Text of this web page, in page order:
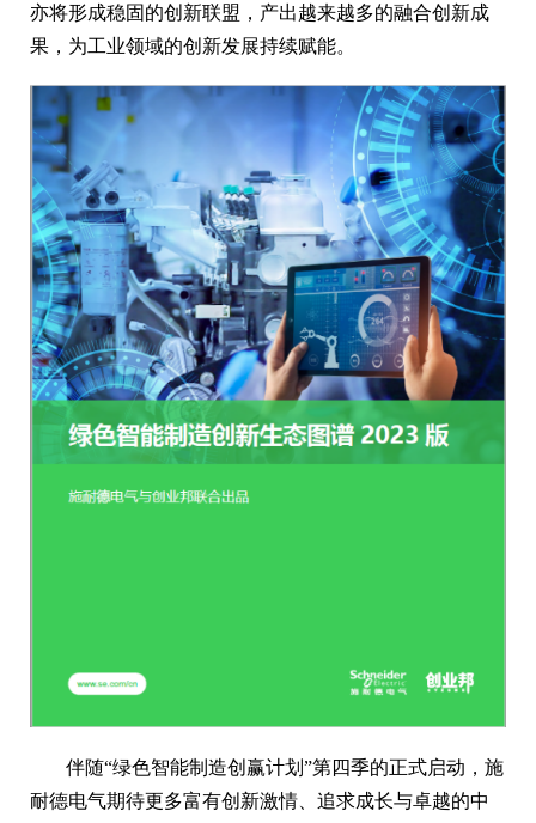
亦将形成稳固的创新联盟，产出越来越多的融合创新成
果，为工业领域的创新发展持续赋能。
伴随“绿色智能制造创赢计划”第四季的正式启动，施
耐德电气期待更多富有创新激情、追求成长与卓越的中